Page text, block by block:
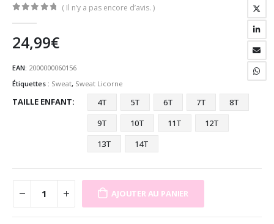
( Il n’y a pas encore d’avis. )
24,99€
EAN: 2000000060156
Étiquettes : Sweat, Sweat Licorne
TAILLE ENFANT 4T 5T 6T 7T
8T
9T
10T 11T
12T
13T
14T
AJOUTER AU PANIER